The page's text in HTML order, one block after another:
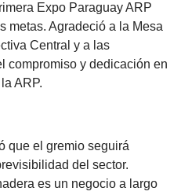
Expo Paraguay ARP
metas. Agradeció a la Mesa
Central y a las
compromiso y dedicación en
ARP.
que el gremio seguirá
del sector.
es un negocio a largo